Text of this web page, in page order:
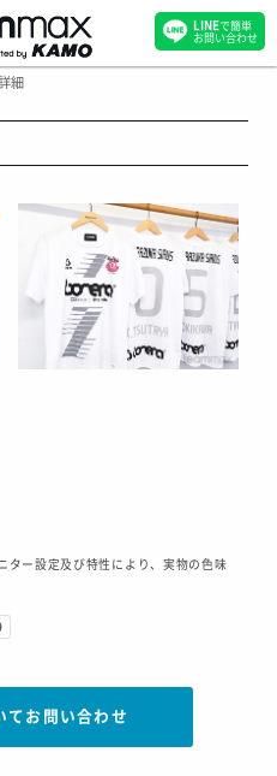
細
ー設定及び特性により、実物の色味
てお問い合わせ
LINEで簡単
お問い合わせ